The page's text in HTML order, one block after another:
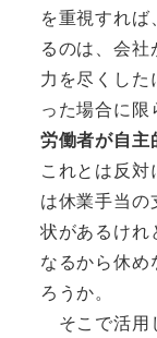
を重視すれ
るのは、会
力を尽くし
った場合に限
労働者が自主
これとは反
は休業手当
状があるけれ
なるから休
ろうか。
そこで活用